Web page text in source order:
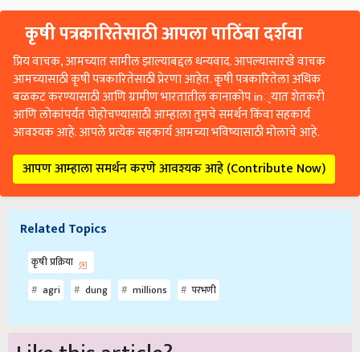
कृषी पत्रकारितेसाठी आपला पाठिंबा दर्शवा
प्रिय वाचक, आमच्यात सामील झाल्याबद्दल धन्यवाद. आपल्यासारखे वाचक
आमच्यासाठी कृषी पत्रकारितेसाठी प्रेरणा आहेत. कृषी पत्रकारितेला अधिक
बळकट करण्यासाठी आणि ग्रामीण भारतातील कानाकोप in्यात शेतकरी
आणि लोकांपर्यंत पोहोचण्यासाठी आम्हाला तुमचे समर्थन किंवा सहकार्य
आवश्यक आहे. आपले प्रत्येक सहकार्य आमच्या भविष्यासाठी मोलाचे आहे.
आपण आम्हाला समर्थन करणे आवश्यक आहे (Contribute Now)
Related Topics
कृषी प्रक्रिया
agri
dung millions परभणी